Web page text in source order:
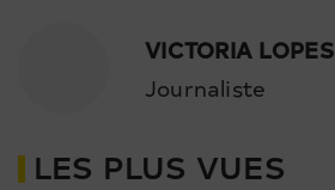
VICTORIA LOPES
Journaliste
LES PLUS VUES